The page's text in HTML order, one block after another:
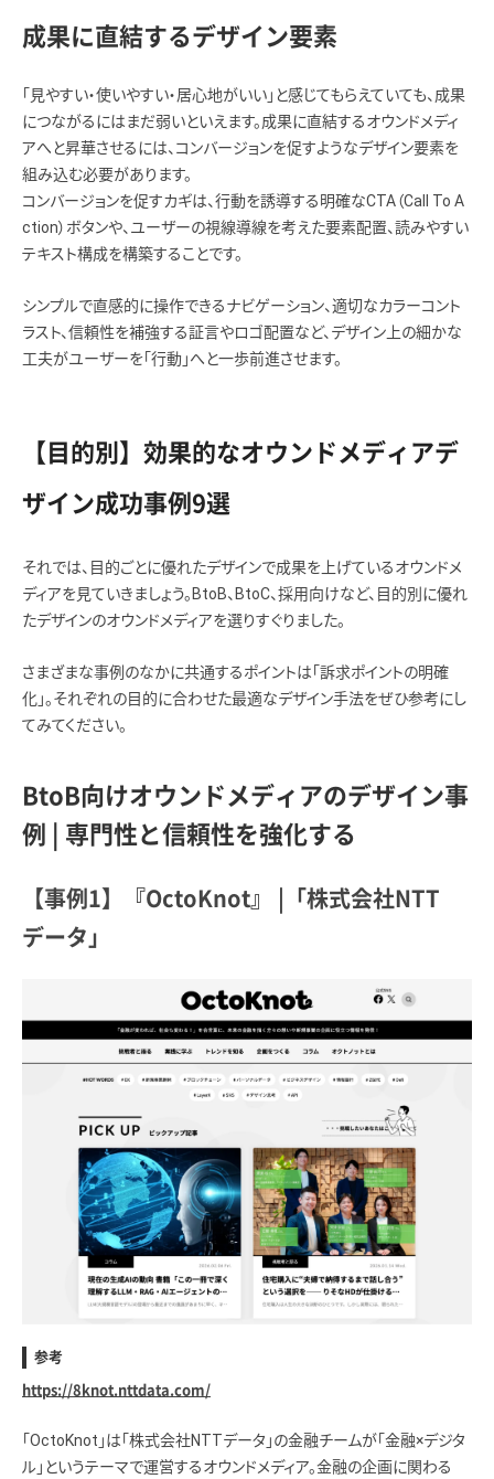
成果に直結するデザイン要素
「見やすい・使いやすい・居心地がいい」と感じてもらえていても、成果
につながるにはまだ弱いといえます。成果に直結するオウンドメディ
アへと昇華させるには、コンバージョンを促すようなデザイン要素を
組み込む必要があります。
コンバージョンを促すカギは、行動を誘導する明確なCTA（Call To A
ction）ボタンや、ユーザーの視線導線を考えた要素配置、読みやすい
テキスト構成を構築することです。
シンプルで直感的に操作できるナビゲーション、適切なカラーコント
ラスト、信頼性を補強する証言やロゴ配置など、デザイン上の細かな
工夫がユーザーを「行動」へと一歩前進させます。
【目的別】効果的なオウンドメディアデ
ザイン成功事例9選
それでは、目的ごとに優れたデザインで成果を上げているオウンドメ
ディアを見ていきましょう。BtoB、BtoC、採用向けなど、目的別に優れ
たデザインのオウンドメディアを選りすぐりました。
さまざまな事例のなかに共通するポイントは「訴求ポイントの明確
化」。それぞれの目的に合わせた最適なデザイン手法をぜひ参考にし
てみてください。
BtoB向けオウンドメディアのデザイン事
例 | 専門性と信頼性を強化する
【事例1】『OctoKnot』 |「株式会社NTT
データ」
参考
https://8knot.nttdata.com/
「OctoKnot」は「株式会社NTTデータ」の金融チームが「金融×デジタ
ル」というテーマで運営するオウンドメディア。金融の企画に関わる